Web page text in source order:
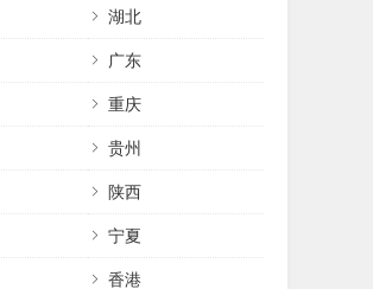
湖北
广东
重庆
贵州
陕西
宁夏
香港